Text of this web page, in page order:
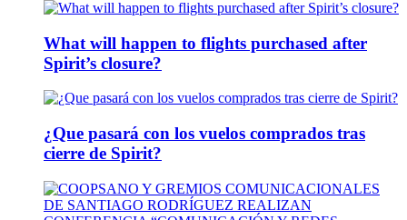
What will happen to flights purchased after
Spirit’s closure?
¿Que pasará con los vuelos comprados tras
cierre de Spirit?